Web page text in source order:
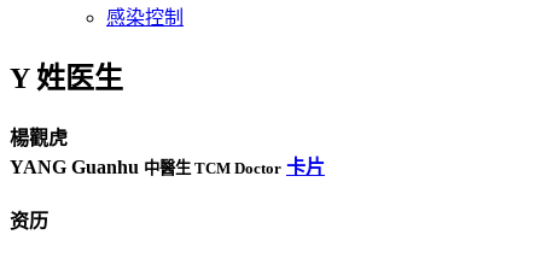
感染控制
Y 姓医生
楊觀虎
YANG Guanhu 中醫生 TCM Doctor 卡片
资历